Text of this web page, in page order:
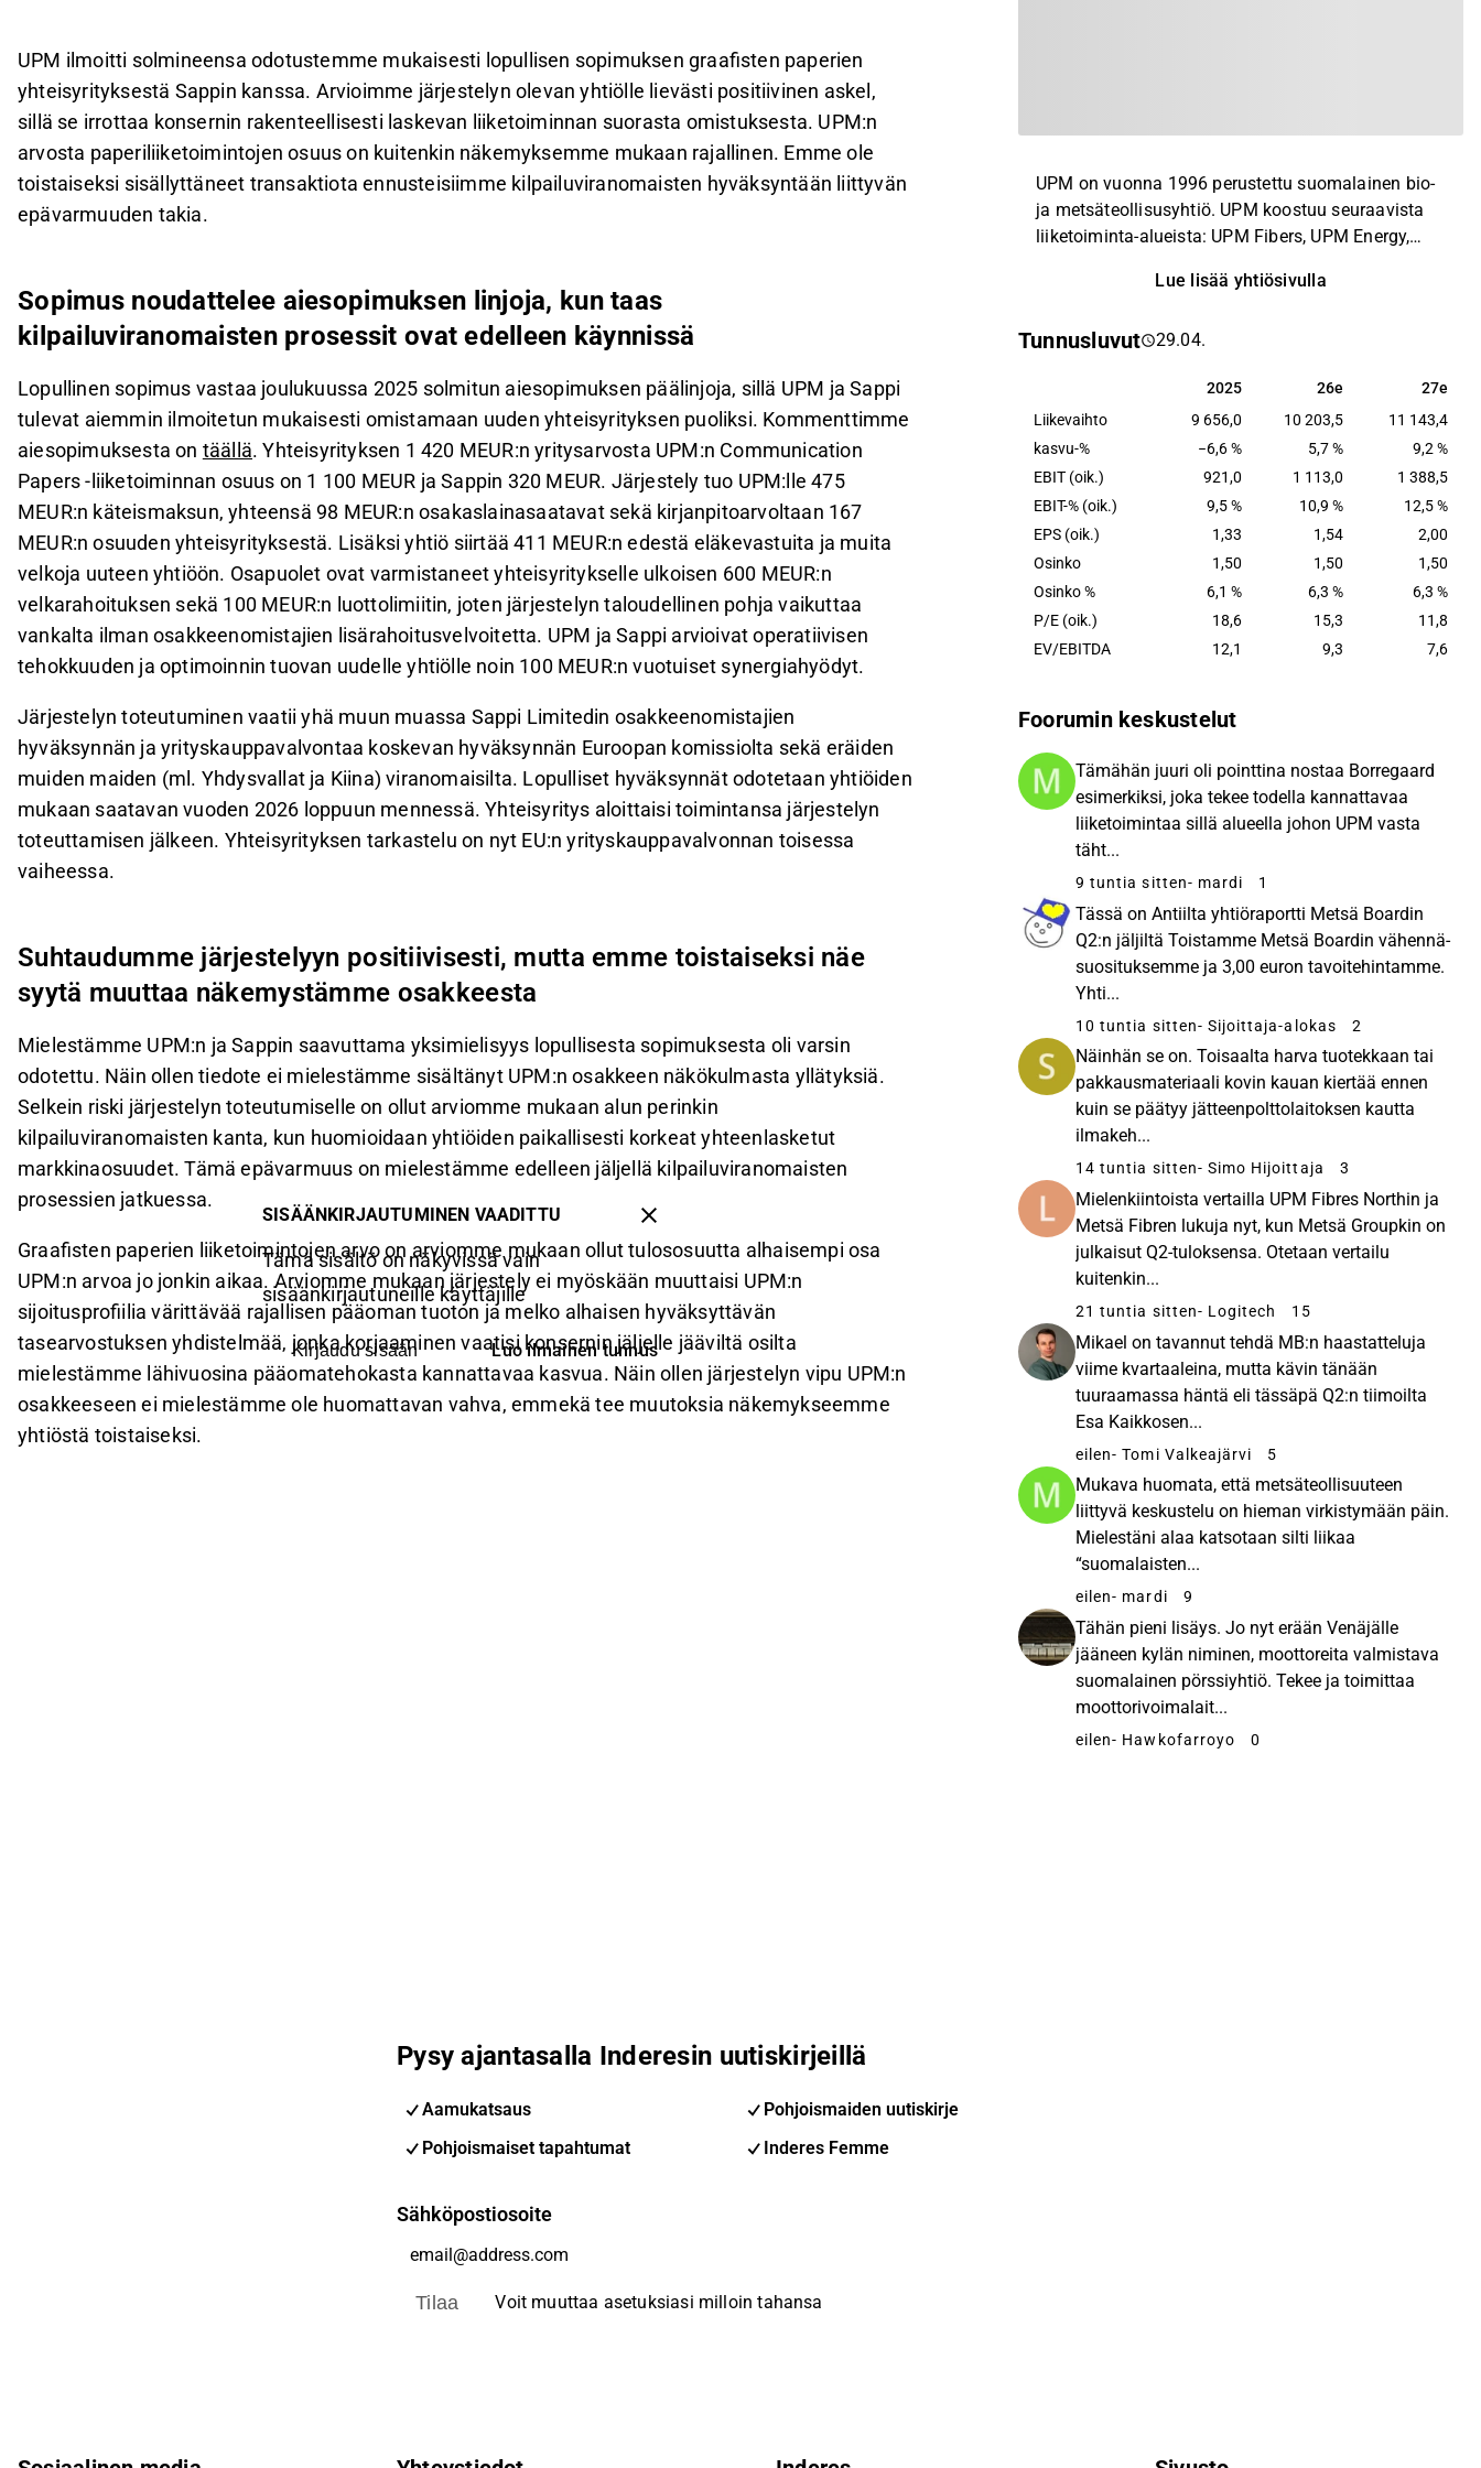
UPM ja Sappi odottavat noin 100 MEUR:n vuotuisia synergiahyötyjä, mutta
kilpailuviranomaisten kanta on edelleen merkittävä riski järjestelyn toteutumiselle.
Analyytikkojen mukaan järjestely ei merkittävästi muuta UPM:n sijoitusprofiilia, eikä se
vaikuta heidän näkemykseensä yhtiöstä tällä hetkellä.
Tämä sisältö on tekoälyn tuottamaa. Anna siihen liittyvää palautetta Inderesinfoorumilla
UPM ilmoitti solmineensa odotustemme mukaisesti lopullisen sopimuksen graafisten paperien
yhteisyrityksestä Sappin kanssa. Arvioimme järjestelyn olevan yhtiölle lievästi positiivinen askel,
sillä se irrottaa konsernin rakenteellisesti laskevan liiketoiminnan suorasta omistuksesta. UPM:n
arvosta paperiliiketoimintojen osuus on kuitenkin näkemyksemme mukaan rajallinen. Emme ole
toistaiseksi sisällyttäneet transaktiota ennusteisiimme kilpailuviranomaisten hyväksyntään liittyvän
epävarmuuden takia.
Sopimus noudattelee aiesopimuksen linjoja, kun taas
kilpailuviranomaisten prosessit ovat edelleen käynnissä
Lopullinen sopimus vastaa joulukuussa 2025 solmitun aiesopimuksen päälinjoja, sillä UPM ja Sappi
tulevat aiemmin ilmoitetun mukaisesti omistamaan uuden yhteisyrityksen puoliksi. Kommenttimme
aiesopimuksesta on täällä. Yhteisyrityksen 1 420 MEUR:n yritysarvosta UPM:n Communication
Papers -liiketoiminnan osuus on 1 100 MEUR ja Sappin 320 MEUR. Järjestely tuo UPM:lle 475
MEUR:n käteismaksun, yhteensä 98 MEUR:n osakaslainasaatavat sekä kirjanpitoarvoltaan 167
MEUR:n osuuden yhteisyrityksestä. Lisäksi yhtiö siirtää 411 MEUR:n edestä eläkevastuita ja muita
velkoja uuteen yhtiöön. Osapuolet ovat varmistaneet yhteisyritykselle ulkoisen 600 MEUR:n
velkarahoituksen sekä 100 MEUR:n luottolimiitin, joten järjestelyn taloudellinen pohja vaikuttaa
vankalta ilman osakkeenomistajien lisärahoitusvelvoitetta. UPM ja Sappi arvioivat operatiivisen
tehokkuuden ja optimoinnin tuovan uudelle yhtiölle noin 100 MEUR:n vuotuiset synergiahyödyt.
Järjestelyn toteutuminen vaatii yhä muun muassa Sappi Limitedin osakkeenomistajien
hyväksynnän ja yrityskauppavalvontaa koskevan hyväksynnän Euroopan komissiolta sekä eräiden
muiden maiden (ml. Yhdysvallat ja Kiina) viranomaisilta. Lopulliset hyväksynnät odotetaan yhtiöiden
mukaan saatavan vuoden 2026 loppuun mennessä. Yhteisyritys aloittaisi toimintansa järjestelyn
toteuttamisen jälkeen. Yhteisyrityksen tarkastelu on nyt EU:n yrityskauppavalvonnan toisessa
vaiheessa.
Suhtaudumme järjestelyyn positiivisesti, mutta emme toistaiseksi näe
syytä muuttaa näkemystämme osakkeesta
Mielestämme UPM:n ja Sappin saavuttama yksimielisyys lopullisesta sopimuksesta oli varsin
odotettu. Näin ollen tiedote ei mielestämme sisältänyt UPM:n osakkeen näkökulmasta yllätyksiä.
Selkein riski järjestelyn toteutumiselle on ollut arviomme mukaan alun perinkin
kilpailuviranomaisten kanta, kun huomioidaan yhtiöiden paikallisesti korkeat yhteenlasketut
markkinaosuudet. Tämä epävarmuus on mielestämme edelleen jäljellä kilpailuviranomaisten
prosessien jatkuessa.
Graafisten paperien liiketoimintojen arvo on arviomme mukaan ollut tulososuutta alhaisempi osa
UPM:n arvoa jo jonkin aikaa. Arviomme mukaan järjestely ei myöskään muuttaisi UPM:n
sijoitusprofiilia värittävää rajallisen pääoman tuoton ja melko alhaisen hyväksyttävän
tasearvostuksen yhdistelmää, jonka korjaaminen vaatisi konsernin jäljelle jääviltä osilta
mielestämme lähivuosina pääomatehokasta kannattavaa kasvua. Näin ollen järjestelyn vipu UPM:n
osakkeeseen ei mielestämme ole huomattavan vahva, emmekä tee muutoksia näkemykseemme
yhtiöstä toistaiseksi.
SISÄÄNKIRJAUTUMINEN VAADITTU
Tämä sisältö on näkyvissä vain
sisäänkirjautuneille käyttäjille
Kirjaudu sisään Luo ilmainen tunnus
UPM on vuonna 1996 perustettu suomalainen bio-
ja metsäteollisusyhtiö. UPM koostuu seuraavista
liiketoiminta-alueista: UPM Fibers, UPM Energy,
Communication Papers ja UPM Plywood. Yhtiöllä
yli 10 maassa.
Lue lisää yhtiösivulla
Tunnusluvut 29.04.
2025 26e 27e
2025 26e
27e
Liikevaihto
9 656,0 10 203,5
11 143,4
kasvu-%
−6,6 % 5,7 %
9,2 %
EBIT (oik.)
921,0 1 113,0
1 388,5
EBIT-% (oik.)
9,5 % 10,9 %
12,5 %
EPS (oik.)
1,33 1,54
2,00
Osinko
1,50 1,50
1,50
Osinko %
6,1 % 6,3 %
6,3 %
P/E (oik.)
18,6 15,3
11,8
EV/EBITDA
12,1 9,3 7,6
Foorumin keskustelut
Tämähän juuri oli pointtina nostaa Borregaard
esimerkiksi, joka tekee todella kannattavaa
liiketoimintaa sillä alueella johon UPM vasta
täht...
9 tuntia sitten- mardi 1
Tässä on Antiilta yhtiöraportti Metsä Boardin
Q2:n jäljiltä Toistamme Metsä Boardin vähennä-
suosituksemme ja 3,00 euron tavoitehintamme.
Yhti...
10 tuntia sitten- Sijoittaja-alokas 2
Näinhän se on. Toisaalta harva tuotekkaan tai
pakkausmateriaali kovin kauan kiertää ennen
kuin se päätyy jätteenpolttolaitoksen kautta
ilmakeh...
14 tuntia sitten- Simo Hijoittaja 3
Mielenkiintoista vertailla UPM Fibres Northin ja
Metsä Fibren lukuja nyt, kun Metsä Groupkin on
julkaisut Q2-tuloksensa. Otetaan vertailu
kuitenkin...
21 tuntia sitten- Logitech 15
Mikael on tavannut tehdä MB:n haastatteluja
viime kvartaaleina, mutta kävin tänään
tuuraamassa häntä eli tässäpä Q2:n tiimoilta
Esa Kaikkosen...
eilen- Tomi Valkeajärvi 5
Mukava huomata, että metsäteollisuuteen
liittyvä keskustelu on hieman virkistymään päin.
Mielestäni alaa katsotaan silti liikaa
“suomalaisten...
eilen- mardi 9
Tähän pieni lisäys. Jo nyt erään Venäjälle
jääneen kylän niminen, moottoreita valmistava
suomalainen pörssiyhtiö. Tekee ja toimittaa
moottorivoimalait...
eilen- Hawkofarroyo 0
Pysy ajantasalla Inderesin uutiskirjeillä
Aamukatsaus
Pohjoismaiden uutiskirje
Pohjoismaiset tapahtumat
Inderes Femme
Sähköpostiosoite
Tilaa Voit muuttaa asetuksiasi milloin tahansa